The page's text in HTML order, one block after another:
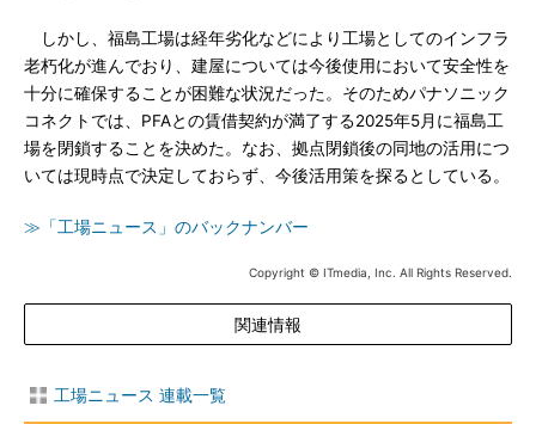
しかし、福島工場は経年劣化などにより工場としてのインフラ
老朽化が進んでおり、建屋については今後使用において安全性を
十分に確保することが困難な状況だった。そのためパナソニック
コネクトでは、PFAとの賃借契約が満了する2025年5月に福島工
場を閉鎖することを決めた。なお、拠点閉鎖後の同地の活用につ
いては現時点で決定しておらず、今後活用策を探るとしている。
≫「工場ニュース」のバックナンバー
Copyright © ITmedia, Inc. All Rights Reserved.
関連情報
工場ニュース 連載一覧